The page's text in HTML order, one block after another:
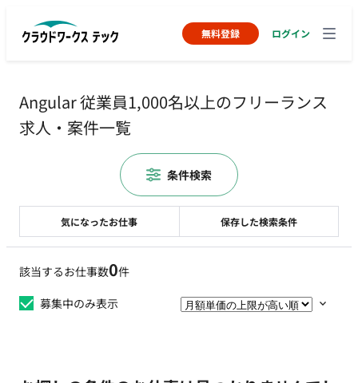
無料登録 ログイン
Angular 従業員1,000名以上のフリーランス
求人・案件一覧
該当するお仕事数0件
募集中のみ表示
気になったお仕事 保存した検索条件
条件検索